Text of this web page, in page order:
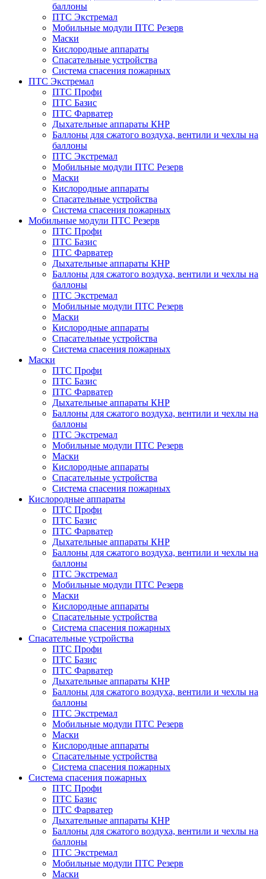
баллоны
ПТС Экстремал
Мобильные модули ПТС Резерв
Маски
Кислородные аппараты
Спасательные устройства
Система спасения пожарных
ПТС Экстремал
ПТС Профи
ПТС Базис
ПТС Фарватер
Дыхательные аппараты КНР
Баллоны для сжатого воздуха, вентили и чехлы на
баллоны
ПТС Экстремал
Мобильные модули ПТС Резерв
Маски
Кислородные аппараты
Спасательные устройства
Система спасения пожарных
Мобильные модули ПТС Резерв
ПТС Профи
ПТС Базис
ПТС Фарватер
Дыхательные аппараты КНР
Баллоны для сжатого воздуха, вентили и чехлы на
баллоны
ПТС Экстремал
Мобильные модули ПТС Резерв
Маски
Кислородные аппараты
Спасательные устройства
Система спасения пожарных
Маски
ПТС Профи
ПТС Базис
ПТС Фарватер
Дыхательные аппараты КНР
Баллоны для сжатого воздуха, вентили и чехлы на
баллоны
ПТС Экстремал
Мобильные модули ПТС Резерв
Маски
Кислородные аппараты
Спасательные устройства
Система спасения пожарных
Кислородные аппараты
ПТС Профи
ПТС Базис
ПТС Фарватер
Дыхательные аппараты КНР
Баллоны для сжатого воздуха, вентили и чехлы на
баллоны
ПТС Экстремал
Мобильные модули ПТС Резерв
Маски
Кислородные аппараты
Спасательные устройства
Система спасения пожарных
Спасательные устройства
ПТС Профи
ПТС Базис
ПТС Фарватер
Дыхательные аппараты КНР
Баллоны для сжатого воздуха, вентили и чехлы на
баллоны
ПТС Экстремал
Мобильные модули ПТС Резерв
Маски
Кислородные аппараты
Спасательные устройства
Система спасения пожарных
Система спасения пожарных
ПТС Профи
ПТС Базис
ПТС Фарватер
Дыхательные аппараты КНР
Баллоны для сжатого воздуха, вентили и чехлы на
баллоны
ПТС Экстремал
Мобильные модули ПТС Резерв
Маски